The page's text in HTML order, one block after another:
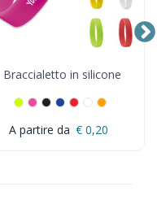
Braccialetto in silicone
€ 0,20